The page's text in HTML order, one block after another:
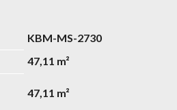
KBM-MS-2730
47,11 m²
47,11 m²